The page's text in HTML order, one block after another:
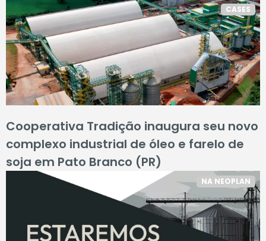
Cooperativa Tradição inaugura seu novo
complexo industrial de óleo e farelo de
soja em Pato Branco (PR)
CASES
NA NEOPLAN